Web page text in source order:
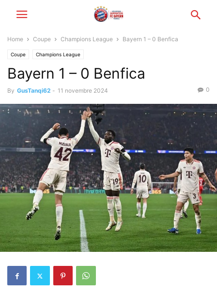
Home Coupe Champions League Bayern 1 – 0 Benfica
Coupe Champions League
Bayern 1 – 0 Benfica
By GusTanqi62 - 11 novembre 2024 0